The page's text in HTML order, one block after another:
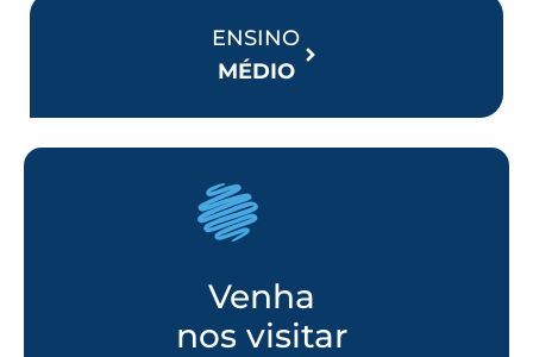
ENSINO
MÉDIO
Venha
nos visitar